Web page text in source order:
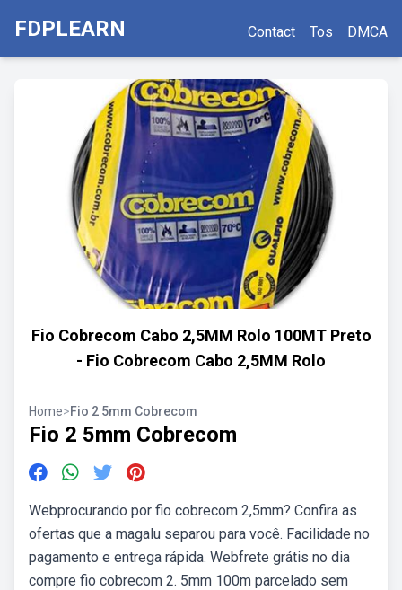
FDPLEARN Contact Tos DMCA
Fio Cobrecom Cabo 2,5MM Rolo 100MT Preto
- Fio Cobrecom Cabo 2,5MM Rolo
Home>Fio 2 5mm Cobrecom
Fio 2 5mm Cobrecom
Webprocurando por fio cobrecom 2,5mm? Confira as
ofertas que a magalu separou para você. Facilidade no
pagamento e entrega rápida. Webfrete grátis no dia
compre fio cobrecom 2. 5mm 100m parcelado sem